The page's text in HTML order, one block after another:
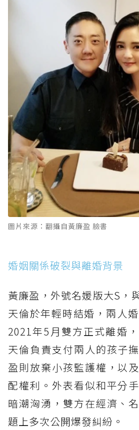
圖片來源：翻攝自黃廉盈 臉書
婚姻關係破裂與離婚背景
黃廉盈，外號名媛版大S，
天倫於年輕時結婚，兩人
2021年5月雙方正式離婚
天倫負責支付兩人的孩子
盈則放棄小孩監護權，以
配權利。外表看似和平分
暗潮洶湧，雙方在經濟、
題上多次公開爆發糾紛。